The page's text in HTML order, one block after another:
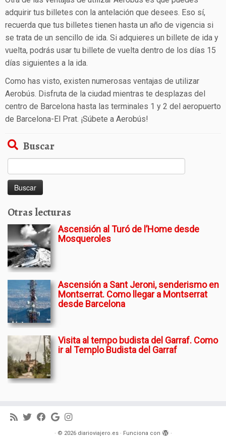
adquirir tus billetes con la antelación que desees. Eso sí,
recuerda que tus billetes tienen hasta un año de vigencia si
se trata de un sencillo de ida. Si adquieres un billete de ida y
vuelta, podrás usar tu billete de vuelta dentro de los días 15
días siguientes a la ida.
Como has visto, existen numerosas ventajas de utilizar
Aerobús. Disfruta de la ciudad mientras te desplazas del
centro de Barcelona hasta las terminales 1 y 2 del aeropuerto
de Barcelona-El Prat. ¡Súbete a Aerobús!
Buscar
Otras lecturas
Ascensión al Turó de l’Home desde
Mosqueroles
Ascensión a Sant Jeroni, senderismo en
Montserrat. Como llegar a Montserrat
desde Barcelona
Visita al tempo budista del Garraf. Como
ir al Templo Budista del Garraf
· © 2026 diarioviajero.es· Funciona con ·